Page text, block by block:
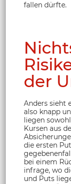
fallen dürfte.
der
Anders sieht
also knapp
liegen
Kursen aus
die ersten
bei einem
infrage, wo
und Puts